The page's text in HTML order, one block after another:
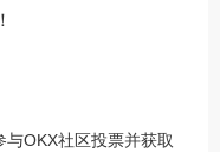
OKX社区投票并获取